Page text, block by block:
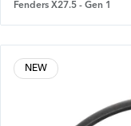
Fenders X27.5 - Gen 1
NEW